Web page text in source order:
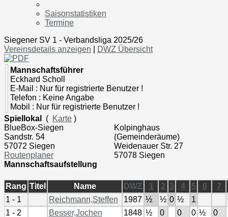
Saisonstatistiken
Termine
Siegener SV 1 - Verbandsliga 2025/26
Vereinsdetails anzeigen
DWZ Übersicht
Mannschaftsführer
Eckhard Scholl
E-Mail : Nur für registrierte Benutzer !
Telefon : Keine Angabe
Mobil : Nur für registrierte Benutzer !
Spiellokal
( Karte )
BlueBox-Siegen
Sandstr. 54
57072 Siegen
Routenplaner
Kolpinghaus
(Gemeinderäume)
Weidenauer Str. 27
57078 Siegen
Mannschaftsaufstellung
Rang Titel Name DWZ 1 2 3 4 5 6
7
1 - 1
Reichmann,Steffen 1987 ½ ½ 0 ½ 1
1 - 2
Besser,Jochen 1848 ½ 0 0 0 ½ 0